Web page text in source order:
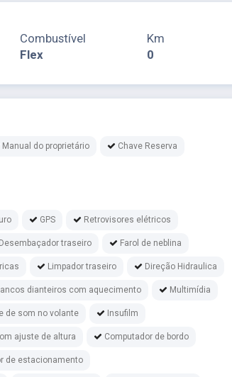
Combustível
Flex
Km
0
Manual do proprietário Chave Reserva
GPS Retrovisores elétricos
Desembaçador traseiro Farol de neblina
Limpador traseiro Direção Hidraulica
dianteiros com aquecimento Multimídia
de som no volante Insufilm
ajuste de altura Computador de bordo
de estacionamento